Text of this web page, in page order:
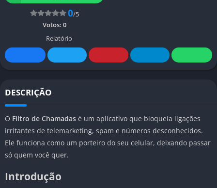
0/5
Votos: 0
Relatório
DESCRIÇÃO
O Filtro de Chamadas é um aplicativo que bloqueia ligações
irritantes de telemarketing, spam e números desconhecidos.
Ele funciona como um porteiro do seu celular, deixando passar
só quem você quer.
Introdução